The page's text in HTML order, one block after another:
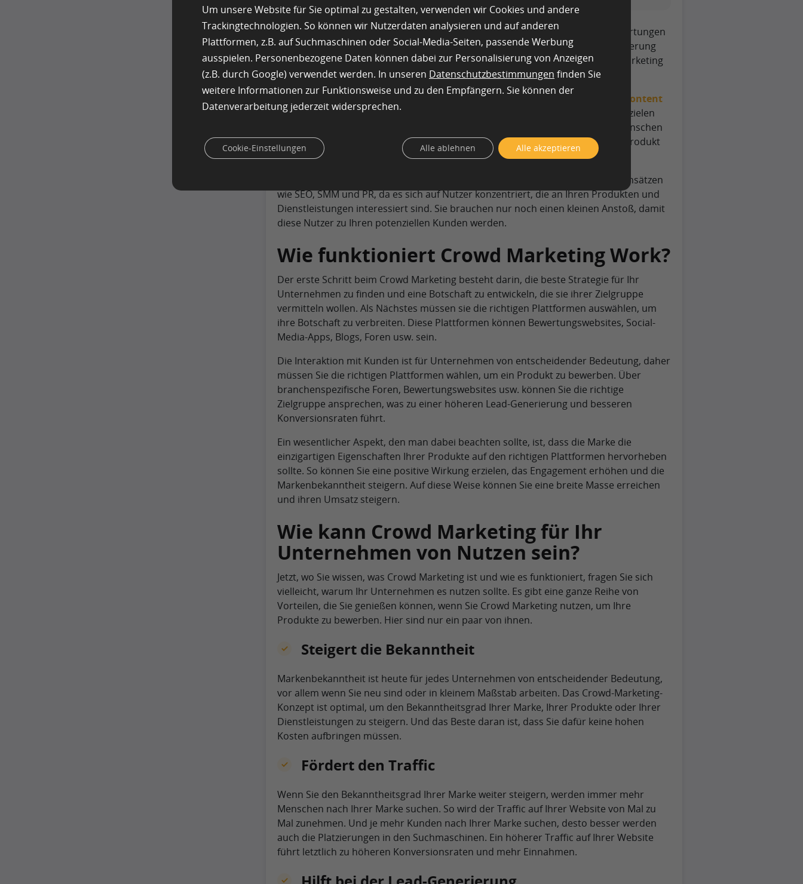
Eines der Hauptziele des Crowd Marketings besteht darin, Feedback und Bewertungen
von Internetnutzern zu sammeln. Auf diese Weise können sie ihre Lead-Generierung
steigern, was zu höheren Umsätzen führt. Darüber hinaus kann sich Crowd Marketing
auch auf das Markenimage und den Ruf auswirken.
Manch einer mag darüber streiten, ob die regelmäßige Veröffentlichung von
Content
und Beiträgen in den sozialen Medien
nicht auch ebenso gute Ergebnisse erzielen
kann. Das ist jedoch nicht der Fall, da Sie auf diese Weise nur einige wenige Menschen
mit Informationen versorgen können, die möglicherweise gar nicht an Ihrem Produkt
interessiert sind.
Dadurch unterscheidet sich Crowd Marketing von herkömmlichen Marketingansätzen
wie SEO, SMM und PR, da es sich auf Nutzer konzentriert, die an Ihren Produkten und
Dienstleistungen interessiert sind. Sie brauchen nur noch einen kleinen Anstoß, damit
diese Nutzer zu Ihren potenziellen Kunden werden.
Wie funktioniert Crowd Marketing Work?
Der erste Schritt beim Crowd Marketing besteht darin, die beste Strategie für Ihr
Unternehmen zu finden und eine Botschaft zu entwickeln, die sie ihrer Zielgruppe
vermitteln wollen. Als Nächstes müssen sie die richtigen Plattformen auswählen, um
ihre Botschaft zu verbreiten. Diese Plattformen können Bewertungswebsites, Social-
Media-Apps, Blogs, Foren usw. sein.
Die Interaktion mit Kunden ist für Unternehmen von entscheidender Bedeutung, daher
müssen Sie die richtigen Plattformen wählen, um ein Produkt zu bewerben. Über
branchenspezifische Foren, Bewertungswebsites usw. können Sie die richtige
Zielgruppe ansprechen, was zu einer höheren Lead-Generierung und besseren
Konversionsraten führt.
Ein wesentlicher Aspekt, den man dabei beachten sollte, ist, dass die Marke die
einzigartigen Eigenschaften Ihrer Produkte auf den richtigen Plattformen hervorheben
sollte. So können Sie eine positive Wirkung erzielen, das Engagement erhöhen und die
Markenbekanntheit steigern. Auf diese Weise können Sie eine breite Masse erreichen
und ihren Umsatz steigern.
Wie kann Crowd Marketing für Ihr
Unternehmen von Nutzen sein?
Jetzt, wo Sie wissen, was Crowd Marketing ist und wie es funktioniert, fragen Sie sich
vielleicht, warum Ihr Unternehmen es nutzen sollte. Es gibt eine ganze Reihe von
Vorteilen, die Sie genießen können, wenn Sie Crowd Marketing nutzen, um Ihre
Produkte zu bewerben. Hier sind nur ein paar von ihnen.
Steigert die Bekanntheit
Markenbekanntheit ist heute für jedes Unternehmen von entscheidender Bedeutung,
vor allem wenn Sie neu sind oder in kleinem Maßstab arbeiten. Das Crowd-Marketing-
Konzept ist optimal, um den Bekanntheitsgrad Ihrer Marke, Ihrer Produkte oder Ihrer
Dienstleistungen zu steigern. Und das Beste daran ist, dass Sie dafür keine hohen
Kosten aufbringen müssen.
Fördert den Traffic
Wenn Sie den Bekanntheitsgrad Ihrer Marke weiter steigern, werden immer mehr
Menschen nach Ihrer Marke suchen. So wird der Traffic auf Ihrer Website von Mal zu
Mal zunehmen. Und je mehr Kunden nach Ihrer Marke suchen, desto besser werden
auch die Platzierungen in den Suchmaschinen. Ein höherer Traffic auf Ihrer Website
führt letztlich zu höheren Konversionsraten und mehr Einnahmen.
Um unsere Website für Sie optimal zu gestalten, verwenden wir Cookies und andere
Trackingtechnologien. So können wir Nutzerdaten analysieren und auf anderen
Plattformen, z.B. auf Suchmaschinen oder Social-Media-Seiten, passende Werbung
ausspielen. Personenbezogene Daten können dabei zur Personalisierung von Anzeigen
(z.B. durch Google) verwendet werden. In unseren Datenschutzbestimmungen finden Sie
weitere Informationen zur Funktionsweise und zu den Empfängern. Sie können der
Datenverarbeitung jederzeit widersprechen.
Alle akzeptieren
Alle ablehnen
Cookie-Einstellungen